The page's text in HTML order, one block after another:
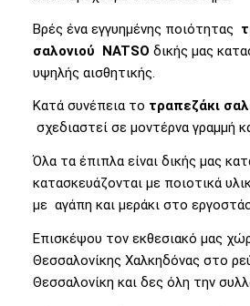
Βρές ένα εγγυημένης ποιότητας
σαλονιού NATSO δικής μας
υψηλής αισθητικής.
Κατά συνέπεια το τραπεζάκι
σχεδιαστεί σε μοντέρνα γραμμή
Όλα τα έπιπλα είναι δικής μας
κατασκευάζονται με ποιοτικά
με αγάπη και μεράκι στο
Επισκέψου τον εκθεσιακό μας
Θεσσαλονίκης Χαλκηδόνας στο
Θεσσαλονίκη και δες όλη την